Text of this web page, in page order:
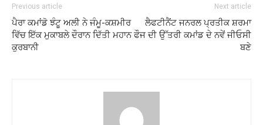
Previous article
ਪੈਰਾ ਕਮਾਂਡੋ ਝੰਟੂ ਅਲੀ ਨੇ ਜੰਮੂ-ਕਸ਼ਮੀਰ
ਵਿੱਚ ਇੱਕ ਮੁਕਾਬਲੇ ਦੌਰਾਨ ਦਿੱਤੀ ਮਹਾਨ
ਕੁਰਬਾਨੀ
Next article
ਲੈਫਟੀਨੈਂਟ ਜਨਰਲ ਪ੍ਰਤੀਕ ਸ਼ਰਮਾ
ਫੌਜ ਦੀ ਉੱਤਰੀ ਕਮਾਂਡ ਦੇ ਨਵੇਂ ਜੀਓਸੀ
ਬਣੇ